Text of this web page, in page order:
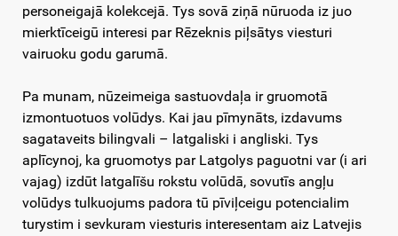
personeigajā kolekcejā. Tys sovā ziņā nūruoda iz juo
mierktīceigū interesi par Rēzeknis piļsātys viesturi
vairuoku godu garumā.
Pa munam, nūzeimeiga sastuovdaļa ir gruomotā
izmontuotuos volūdys. Kai jau pīmynāts, izdavums
sagataveits bilingvali – latgaliski i angliski. Tys
aplīcynoj, ka gruomotys par Latgolys paguotni var (i ari
vajag) izdūt latgalīšu rokstu volūdā, sovutīs angļu
volūdys tulkuojums padora tū pīviļceigu potencialim
turystim i sevkuram viesturis interesentam aiz Latvejis